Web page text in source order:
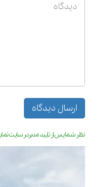
نظر شما پس از تایید مدیردر سایت